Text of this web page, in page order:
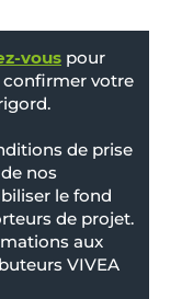
vous pour
votre
de prise
nos
le fond
de projet.
aux
VIVEA